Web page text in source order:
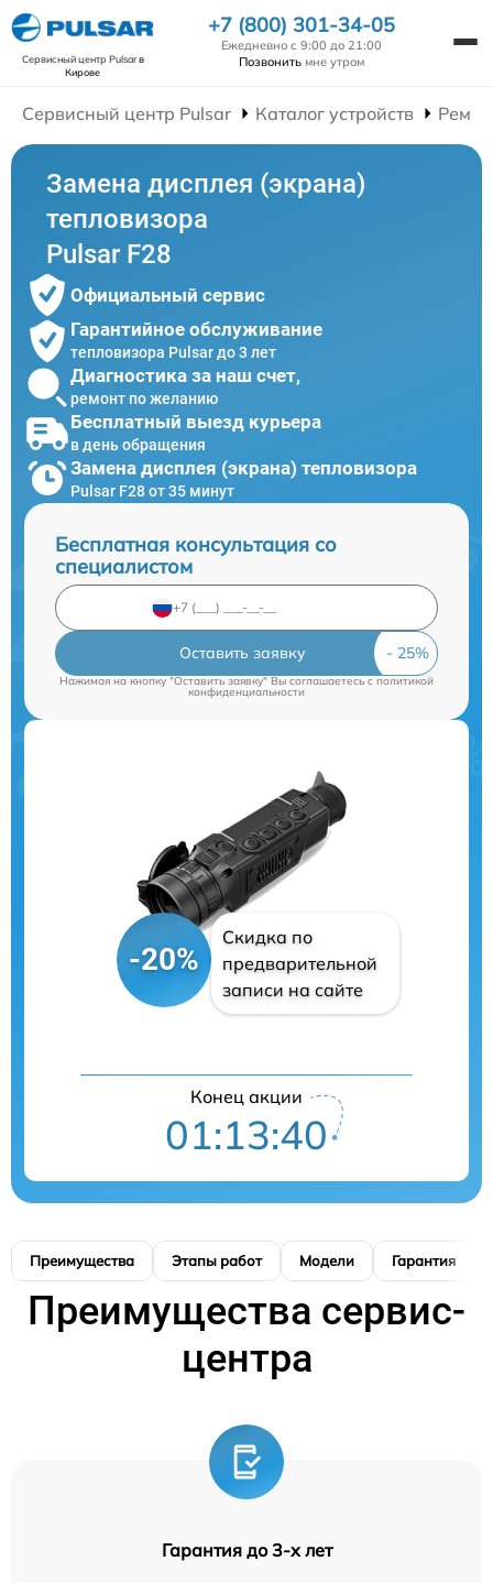
Сервисный центр Pulsarв
Кирове
+7 (800) 301-34-05
Ежедневно с 9:00 до 21:00
Позвонить мне утром
Сервисный центр Pulsar Каталог устройств
Замена дисплея (экрана)
тепловизора
Pulsar F28
Официальный сервис
Гарантийное обслуживание
тепловизора Pulsar до 3 лет
Диагностика за наш счет,
ремонт по желанию
Бесплатный выезд курьера
в день обращения
Замена дисплея (экрана) тепловизора
Pulsar F28 от 35 минут
Бесплатная консультация со
специалистом
Оставить заявку
Нажимая на кнопку "Оставить заявку" Вы соглашаетесь cполитикой
конфиденциальности
-20%
Скидка по
предварительной
записи на сайте
Конец акции
01:13:39
Преимущества Этапы работ Модели Гарантия
Преимущества сервис-
центра
Гарантия до 3-х лет